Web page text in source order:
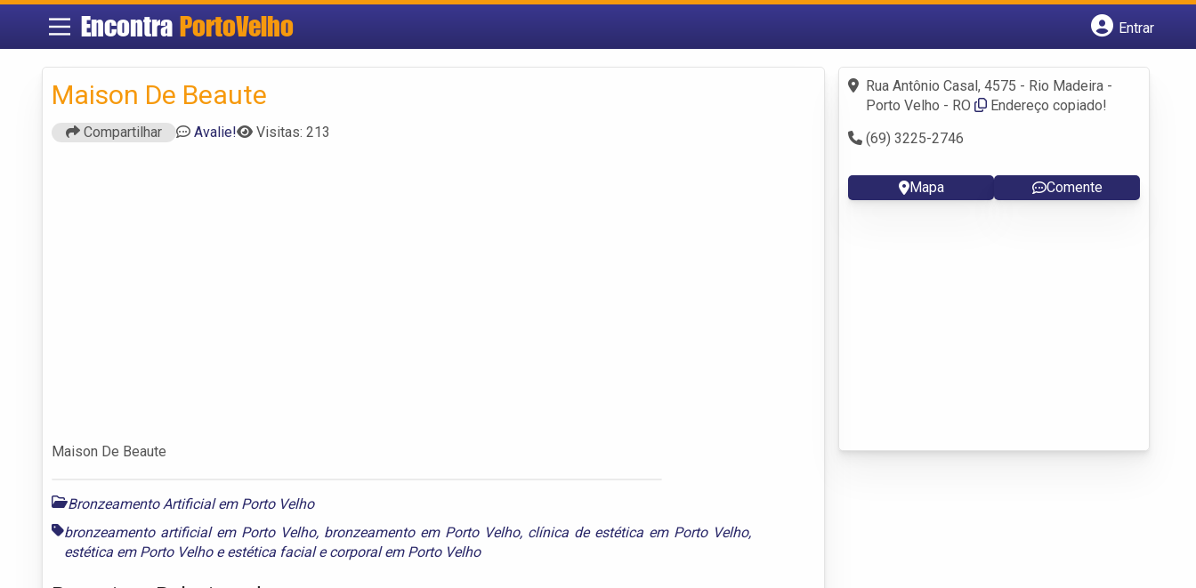
Encontra PortoVelho
Entrar
Fazer login
Criar conta
Maison De Beaute
Compartilhar Avalie! Visitas: 213
Maison De Beaute
Bronzeamento Artificial em Porto Velho
bronzeamento artificial em Porto Velho, bronzeamento em Porto Velho, clínica de estética em Porto Velho,
estética em Porto Velhoeestética facial e corporal em Porto Velho
Rua Antônio Casal, 4575 - Rio Madeira -
Porto Velho - RO
Endereço copiado!
(69) 3225-2746
Mapa Comente